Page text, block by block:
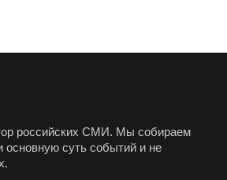
российских СМИ. Мы собираем
основную суть событий и не